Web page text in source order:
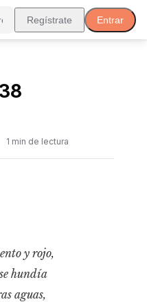
Regístrate Entrar
1 min de lectura
y rojo,
hundía
aguas,